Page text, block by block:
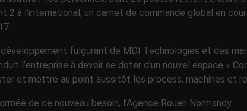
2 à l’international, un carnet de commande global en
fulgurant de MDI Technologies et des
l’entreprise à devoir se doter d’un nouvel espace «
et mettre au point aussitôt les process, machines et
de ce nouveau besoin, l’Agence Rouen Normandy